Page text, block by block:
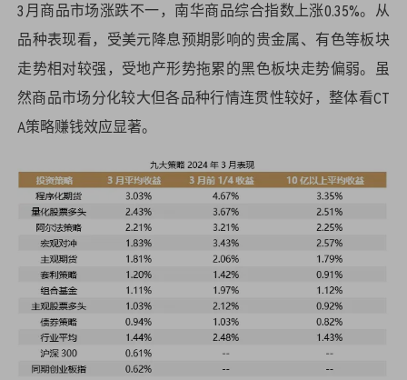
3月商品市场涨跌不一，南华商品综合指数上涨0.35%。从
品种表现看，受美元降息预期影响的贵金属、有色等板块
走势相对较强，受地产形势拖累的黑色板块走势偏弱。虽
然商品市场分化较大但各品种行情连贯性较好，整体看CT
A策略赚钱效应显著。